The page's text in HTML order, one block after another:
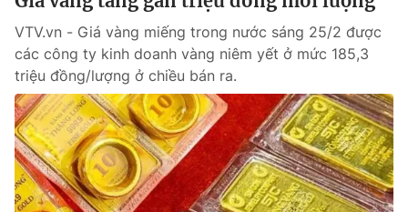
VTV.vn - Giá vàng miếng trong nước sáng 25/2 được
các công ty kinh doanh vàng niêm yết ở mức 185,3
triệu đồng/lượng ở chiều bán ra.